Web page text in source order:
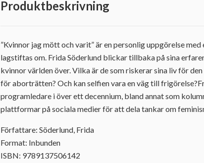
Produktbeskrivning
”Kvinnor jag mött och varit” är en personlig uppgörelse
lagstiftas om. Frida Söderlund blickar tillbaka på sina
kvinnor världen över. Vilka är de som riskerar sina liv för
för aborträtten? Och kan selfien vara en väg till
programledare i över ett decennium, bland annat som
plattformar på sociala medier för att dela tankar om
Författare: Söderlund, Frida
Format: Inbunden
ISBN: 9789137506142